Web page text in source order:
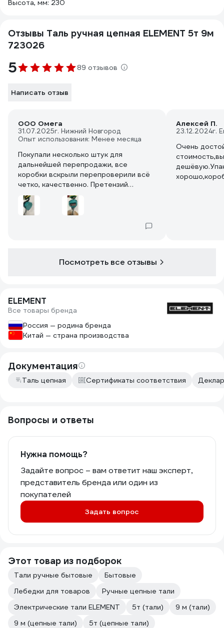
Высота, мм: 230
Отзывы Таль ручная цепная ELEMENT 5т 9м
723026
5 89 отзывов
Написать отзыв
ООО Омега
31.07.2025г. Нижний Новгород
Опыт использования: Менее месяца
Покупали несколько штук для
дальнейшей перепродажи, все
коробки вскрыли перепроверили всё
четко, качественно. Претензий
никаких.
Алексей П.
23.12.2024г.
Очень
Посмотреть все отзывы
ELEMENT
Все товары бренда
Россия — родина бренда
Китай — страна производства
Документация
Таль цепная Сертификаты соответствия
Вопросы и ответы
Нужна помощь?
Задайте вопрос – вам ответит наш эксперт,
представитель бренда или один из
покупателей
Задать вопрос
Этот товар из подборок
Тали ручные бытовые
Бытовые
Лебедки для товаров
Ручные цепные тали
Электрические тали ELEMENT
5т (тали)
9 м (тали)
9 м (цепные тали)
5т (цепные тали)